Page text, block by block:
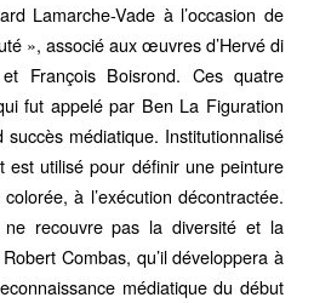
Lamarche-Vade à l’occasion de
», associé aux œuvres d’Hervé di
François Boisrond. Ces quatre
fut appelé par Ben La Figuration
médiatique. Institutionnalisé
est utilisé pour définir une peinture
à l’exécution décontractée.
recouvre pas la diversité et la
Combas, qu’il développera à
médiatique du début